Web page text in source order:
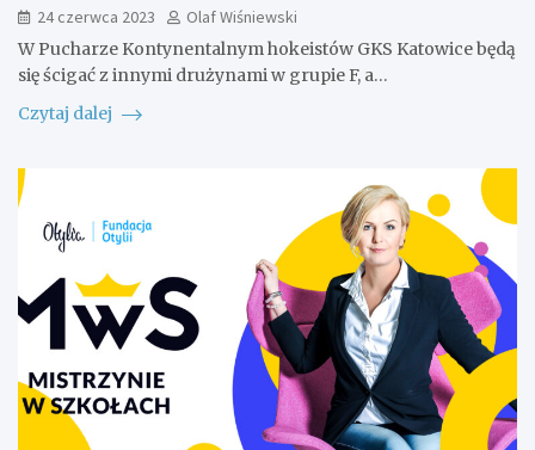
24 czerwca 2023
Olaf Wiśniewski
W Pucharze Kontynentalnym hokeistów GKS Katowice będą
się ścigać z innymi drużynami w grupie F, a…
Czytaj dalej